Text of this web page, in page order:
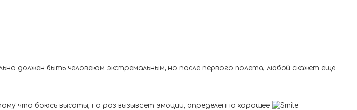
должен быть человеком экстремальным, но после первого полета, любой скажет еще
что боюсь высоты, но раз вызывает эмоции, определенно хорошее